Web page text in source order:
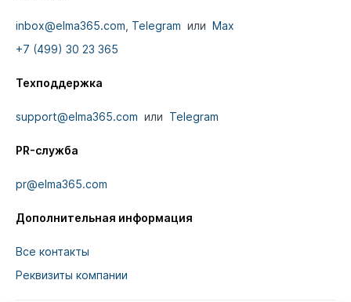
inbox@elma365.com, Telegram или Max
+7 (499) 30 23 365
Техподдержка
support@elma365.com или Telegram
PR-служба
pr@elma365.com
Дополнительная информация
Все контакты
Реквизиты компании